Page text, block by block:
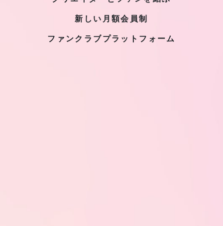
新しい月額会員制
ファンクラブプラットフォーム